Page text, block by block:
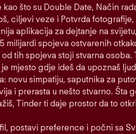
kao što su Double Date, Način
ciljevi veze i Potvrda
aplikacija za dejtanje na
milijardi spojeva ostvarenih
od tih spojeva stoji stvarna osoba.
je mjesto gdje ideš da upoznaš
novu simpatiju, saputnika za
i prerasta u nešto stvarno. Šta
Tinder ti daje prostor da to
postavi preference i počni sa